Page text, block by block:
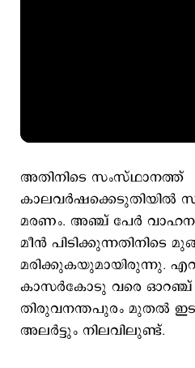
അതിനിടെ സംസ്ഥാനത്ത്
കാലവര്‍ഷക്കെടുതിയില്‍
മരണം. അഞ്ച് പേര്‍
മീന്‍ പിടിക്കുന്നതിനിടെ
മരിക്കുകയുമായിരുന്നു.
കാസർകോടു വരെ ഓറഞ്ച്
തിരുവനന്തപുരം മുതൽ
അലർട്ടും നിലവിലുണ്ട്.